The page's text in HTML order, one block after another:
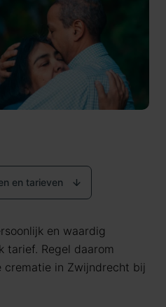
en tarieven
en waardig
tarief. Regel daarom
crematie in Zwijndrecht bij